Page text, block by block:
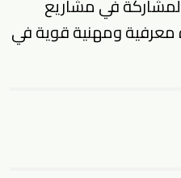
في مشاريع
معرفية ومهنية قوية في